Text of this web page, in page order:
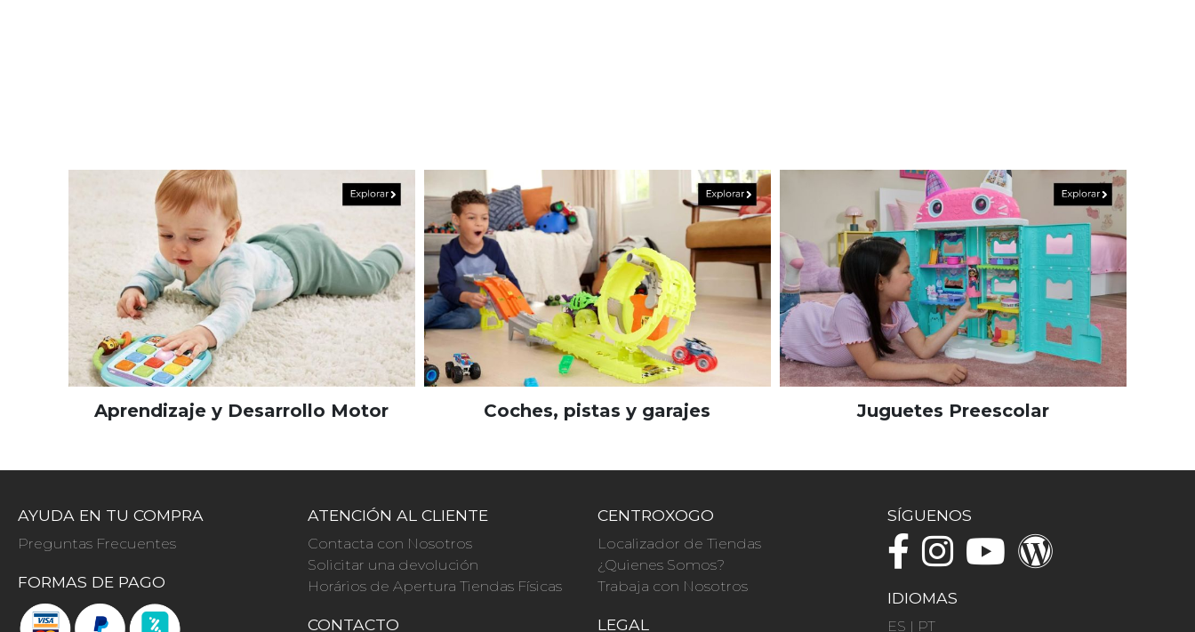
Aprendizaje y Desarrollo Motor Coches, pistas y garajes Juguetes Preescolar
AYUDA EN TU COMPRA
Preguntas Frecuentes
FORMAS DE PAGO
ATENCIÓN AL CLIENTE
Contacta con Nosotros
Solicitar una devolución
Horários de Apertura Tiendas Físicas
CONTACTO
CENTROXOGO
Localizador de Tiendas
¿Quienes Somos?
Trabaja con Nosotros
LEGAL
SÍGUENOS
IDIOMAS
ES | PT